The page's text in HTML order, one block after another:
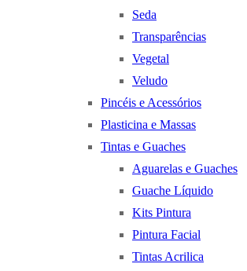
Seda
Transparências
Vegetal
Veludo
Pincéis e Acessórios
Plasticina e Massas
Tintas e Guaches
Aguarelas e Guaches
Guache Líquido
Kits Pintura
Pintura Facial
Tintas Acrilica